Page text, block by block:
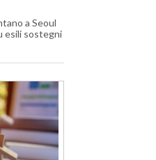
a Seoul
esili sostegni